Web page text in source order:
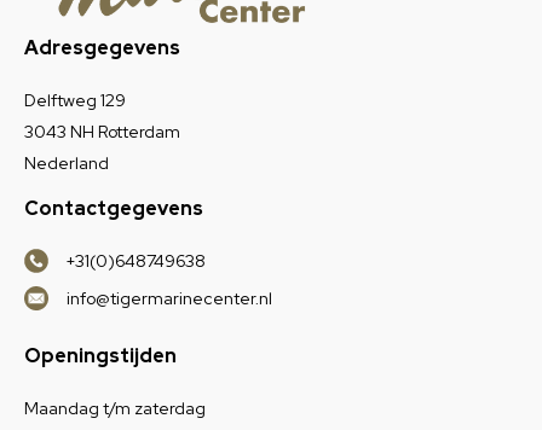
Adresgegevens
Delftweg 129
3043 NH Rotterdam
Nederland
Contactgegevens
+31(0)648749638
info@tigermarinecenter.nl
Openingstijden
Maandag t/m zaterdag